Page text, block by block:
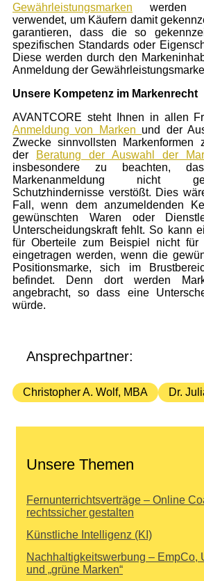
Gewährleistungsmarken werden
verwendet, um Käufern damit
garantieren, dass die so
spezifischen Standards oder
Diese werden durch den
Anmeldung der
Unsere Kompetenz im Markenrecht
AVANTCORE steht Ihnen in allen
Anmeldung von Marken und der
Zwecke sinnvollsten Markenformen
der
Beratung der Auswahl der
insbesondere zu beachten,
Markenanmeldung nicht
Schutzhindernisse verstößt. Dies
Fall, wenn dem anzumeldenden
gewünschten Waren oder
Unterscheidungskraft fehlt. So kann
für Oberteile zum Beispiel nicht für
eingetragen werden, wenn die
Positionsmarke, sich im
befindet. Denn dort werden
angebracht, so dass eine
würde.
Ansprechpartner:
Christopher A. Wolf, MBA Dr.
Unsere Themen
Fernunterrichtsverträge – Online
rechtssicher gestalten
Künstliche Intelligenz (KI)
Nachhaltigkeitswerbung – EmpCo,
und „grüne Marken“